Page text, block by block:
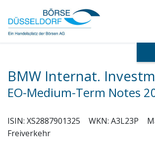
BMW Internat.
EO-Medium-Term Notes
ISIN: XS2887901325 WKN: A3L23P
Freiverkehr